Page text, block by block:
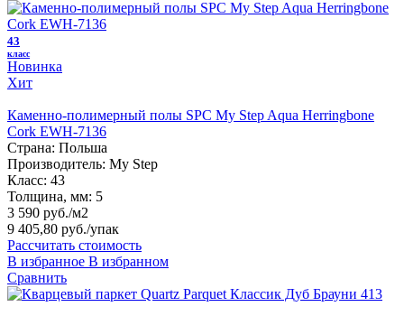
43
класс
Новинка
Хит
Каменно-полимерный полы SPC My Step Aqua Herringbone
Cork EWH-7136
Страна: Польша
Производитель: My Step
Класс: 43
Толщина, мм: 5
3 590 руб./м2
9 405,80 руб./упак
Рассчитать стоимость
В избранное В избранном
Сравнить